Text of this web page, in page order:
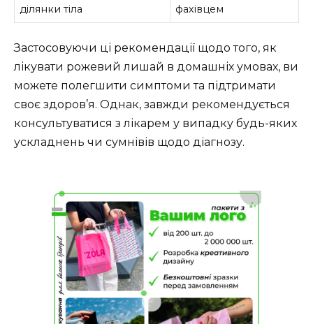
ділянки тіла
фахівцем
Застосовуючи ці рекомендації щодо того, як
лікувати рожевий лишай в домашніх умовах, ви
можете полегшити симптоми та підтримати
своє здоров’я. Однак, завжди рекомендується
консультуватися з лікарем у випадку будь-яких
ускладнень чи сумнівів щодо діагнозу.